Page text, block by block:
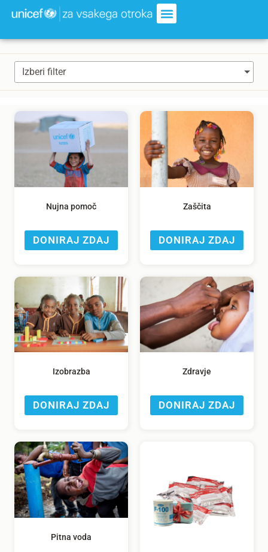
Izberi filter
Nujna pomoč
DONIRAJ ZDAJ
Zaščita
DONIRAJ ZDAJ
Izobrazba
DONIRAJ ZDAJ
Zdravje
DONIRAJ ZDAJ
Pitna voda